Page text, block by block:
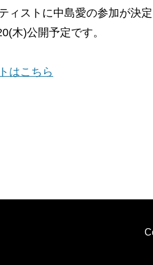
ィストに中島愛の参加が決定
木)公開予定です。
はこちら